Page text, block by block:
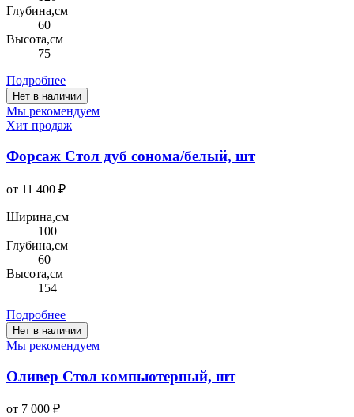
Глубина,см
60
Высота,см
75
Подробнее
Нет в наличии
Мы рекомендуем
Хит продаж
Форсаж Стол дуб сонома/белый, шт
от 11 400 ₽
Ширина,см
100
Глубина,см
60
Высота,см
154
Подробнее
Нет в наличии
Мы рекомендуем
Оливер Стол компьютерный, шт
от 7 000 ₽